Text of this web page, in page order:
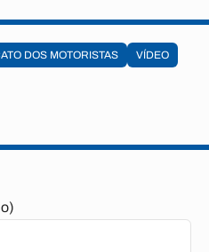
DOS MOTORISTAS VÍDEO